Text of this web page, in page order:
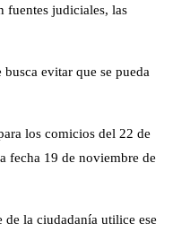
fuentes judiciales, las
evitar que se pueda
los comicios del 22 de
fecha 19 de noviembre de
la ciudadanía utilice ese